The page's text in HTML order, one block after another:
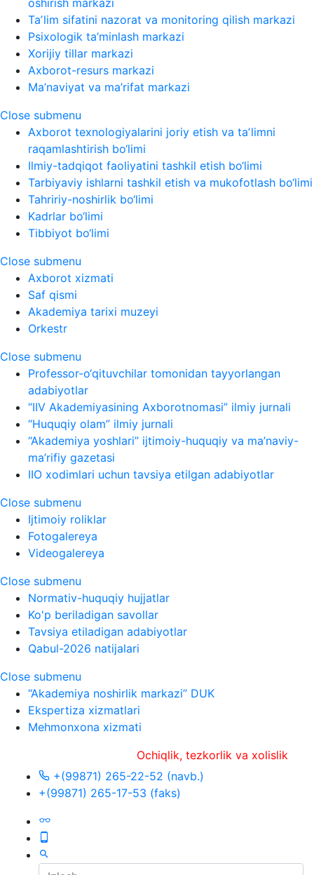
oshirish markazi
Taʼlim sifatini nazorat va monitoring qilish markazi
Psixologik ta’minlash markazi
Xorijiy tillar markazi
Axborot-resurs markazi
Ma’naviyat va ma’rifat markazi
Close submenu
Axborot texnologiyalarini joriy etish va taʼlimni
raqamlashtirish bo‘limi
Ilmiy-tadqiqot faoliyatini tashkil etish bo‘limi
Tarbiyaviy ishlarni tashkil etish va mukofotlash bo‘limi
Tahririy-noshirlik bo‘limi
Kadrlar bo‘limi
Tibbiyot bo‘limi
Close submenu
Axborot xizmati
Saf qismi
Akademiya tarixi muzeyi
Orkestr
Close submenu
Professor-o‘qituvchilar tomonidan tayyorlangan
adabiyotlar
“IIV Akademiyasining Axborotnomasi” ilmiy jurnali
“Huquqiy olam” ilmiy jurnali
“Akademiya yoshlari” ijtimoiy-huquqiy va ma’naviy-
ma’rifiy gazetasi
IIO xodimlari uchun tavsiya etilgan adabiyotlar
Close submenu
Ijtimoiy roliklar
Fotogalereya
Videogalereya
Close submenu
Normativ-huquqiy hujjatlar
Ko'p beriladigan savollar
Tavsiya etiladigan adabiyotlar
Qabul-2026 natijalari
Close submenu
“Akademiya noshirlik markazi” DUK
Ekspertiza xizmatlari
Mehmonxona xizmati
Ochiqlik, tezkorlik va xolislik
+(99871) 265-22-52 (navb.)
+(99871) 265-17-53 (faks)